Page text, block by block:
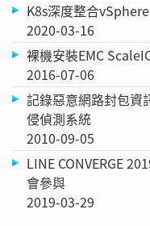
K8s深度整合
2020-03-16
裸機安裝EMC
2016-07-06
記錄惡意網路封包
侵偵測系統
2010-09-05
LINE CONVERGE
會參與
2019-03-29